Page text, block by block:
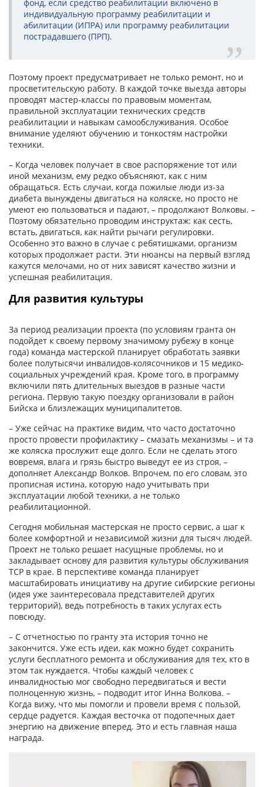
фонд, если средство реабилитации включено в
индивидуальную программу реабилитации и
абилитации (ИПРА) или программу реабилитации
пострадавшего (ПРП).
Поэтому проект предусматривает не только ремонт, но и
просветительскую работу. В каждой точке выезда авторы
проводят мастер-классы по правовым моментам,
правильной эксплуатации технических средств
реабилитации и навыкам самообслуживания. Особое
внимание уделяют обучению и тонкостям настройки
техники.
– Когда человек получает в свое распоряжение тот или
иной механизм, ему редко объясняют, как с ним
обращаться. Есть случаи, когда пожилые люди из-за
диабета вынуждены двигаться на коляске, но просто не
умеют ею пользоваться и падают, – продолжают Волковы. –
Поэтому обязательно проводим инструктаж: как сесть,
встать, двигаться, как найти рычаги регулировки.
Особенно это важно в случае с ребятишками, организм
которых продолжает расти. Эти нюансы на первый взгляд
кажутся мелочами, но от них зависят качество жизни и
успешная реабилитация.
Для развития культуры
За период реализации проекта (по условиям гранта он
подойдет к своему первому значимому рубежу в конце
года) команда мастерской планирует обработать заявки
более полутысячи инвалидов-колясочников и 15 медико-
социальных учреждений края. Кроме того, в программу
включили пять длительных выездов в разные части
региона. Первую такую поездку организовали в район
Бийска и близлежащих муниципалитетов.
– Уже сейчас на практике видим, что часто достаточно
просто провести профилактику – смазать механизмы – и та
же коляска прослужит еще долго. Если не сделать этого
вовремя, влага и грязь быстро выведут ее из строя, –
дополняет Александр Волков. Впрочем, по его словам, это
прописная истина, которую надо учитывать при
эксплуатации любой техники, а не только
реабилитационной.
Сегодня мобильная мастерская не просто сервис, а шаг к
более комфортной и независимой жизни для тысяч людей.
Проект не только решает насущные проблемы, но и
закладывает основу для развития культуры обслуживания
ТСР в крае. В перспективе команда планирует
масштабировать инициативу на другие сибирские регионы
(идея уже заинтересовала представителей других
территорий), ведь потребность в таких услугах есть
повсюду.
– С отчетностью по гранту эта история точно не
закончится. Уже есть идеи, как можно будет сохранить
услуги бесплатного ремонта и обслуживания для тех, кто в
этом так нуждается. Чтобы каждый человек с
инвалидностью мог свободно передвигаться и вести
полноценную жизнь, – подводит итог Инна Волкова. –
Когда вижу, что мы помогли и провели время с пользой,
сердце радуется. Каждая весточка от подопечных дает
энергию на движение вперед. Это и есть главная наша
награда.